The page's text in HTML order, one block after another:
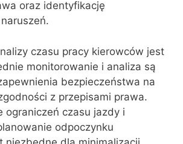
oraz identyfikację
czasu pracy kierowców jest
monitorowanie i analiza są
bezpieczeństwa na
z przepisami prawa.
ograniczeń czasu jazdy i
odpoczynku